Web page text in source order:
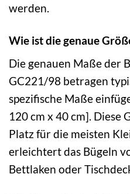
werden.
Wie ist die genaue
Die genauen Maße der
GC221/98 betragen
spezifische Maße
120 cm x 40 cm]. Diese
Platz für die meisten
erleichtert das Bügeln
Bettlaken oder